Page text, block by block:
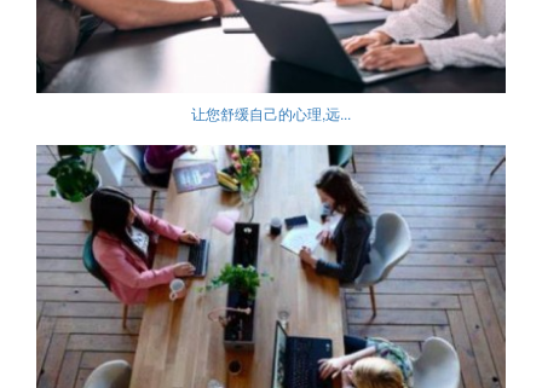
让您舒缓自己的心理,远...